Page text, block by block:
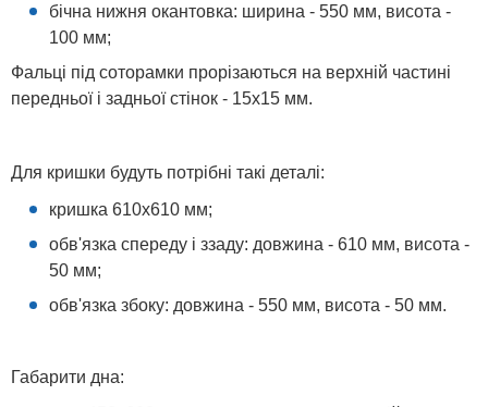
бічна нижня окантовка: ширина - 550 мм, висота -
100 мм;
Фальці під соторамки прорізаються на верхній частині
передньої і задньої стінок - 15х15 мм.
Для кришки будуть потрібні такі деталі:
кришка 610х610 мм;
обв'язка спереду і ззаду: довжина - 610 мм, висота -
50 мм;
обв'язка збоку: довжина - 550 мм, висота - 50 мм.
Габарити дна: